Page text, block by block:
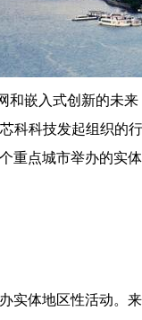
和嵌入式创新的未
科科技发起组织
重点城市举办的实
实体地区性活动